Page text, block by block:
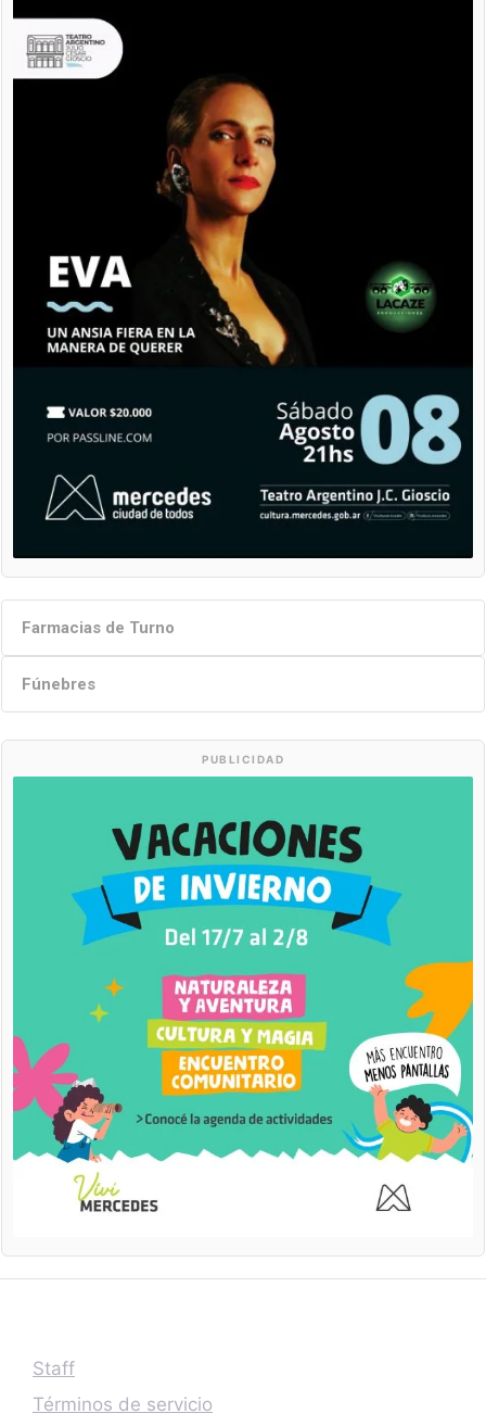
Farmacias de Turno
Fúnebres
PUBLICIDAD
Staff
Términos de servicio